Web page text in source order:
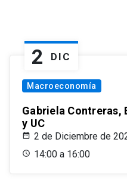
2 DIC
Macroeconomía
Gabriela Contreras,
y UC
2 de Diciembre de
14:00 a 16:00